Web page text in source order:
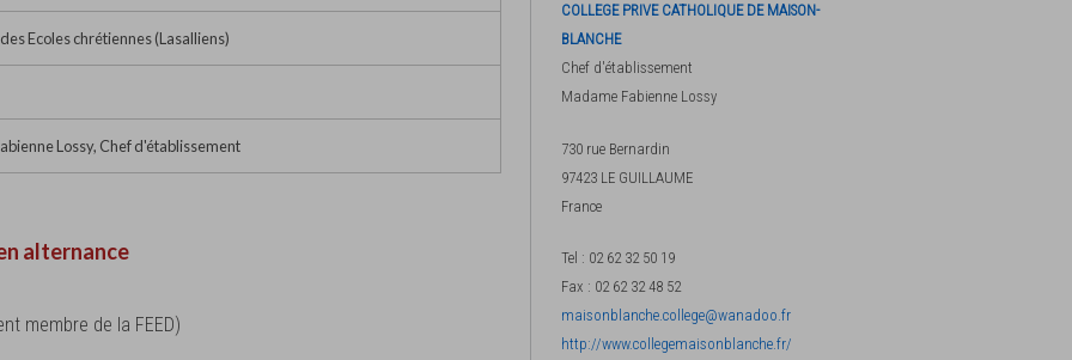
Ecoles chrétiennes (Lasalliens)
Lossy, Chef d'établissement
alternance
membre de la FEED)
COLLEGE PRIVE CATHOLIQUE DE MAISON-
BLANCHE
Chef d'établissement
Madame Fabienne Lossy
730 rue Bernardin
97423 LE GUILLAUME
France
Tel : 02 62 32 50 19
Fax : 02 62 32 48 52
maisonblanche.college@wanadoo.fr
http://www.collegemaisonblanche.fr/